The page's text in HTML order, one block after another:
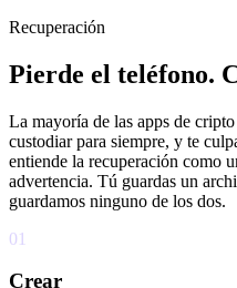
Recuperación
Pierde el teléfono.
La mayoría de las apps de
custodiar para siempre, y te
entiende la recuperación como
advertencia. Tú guardas un
guardamos ninguno de los dos.
01
Crear